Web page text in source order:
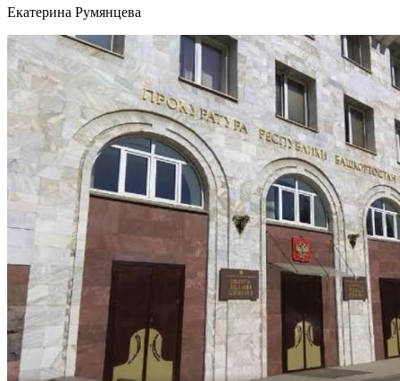
Екатерина Румянцева